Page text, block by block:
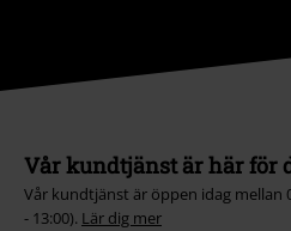
Vår kundtjänst är här för
Vår kundtjänst är öppen idag mellan
- 13:00). Lär dig mer